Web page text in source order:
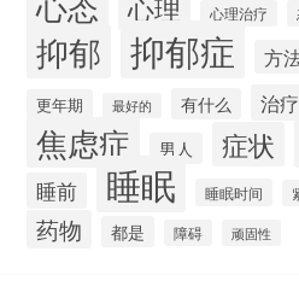
心理治疗
抑郁 抑郁症 方
更年期
最好的 有什么 治
焦虑症 男人 症状
睡前 睡眠 睡眠时间
药物 都是 障碍 顽固性